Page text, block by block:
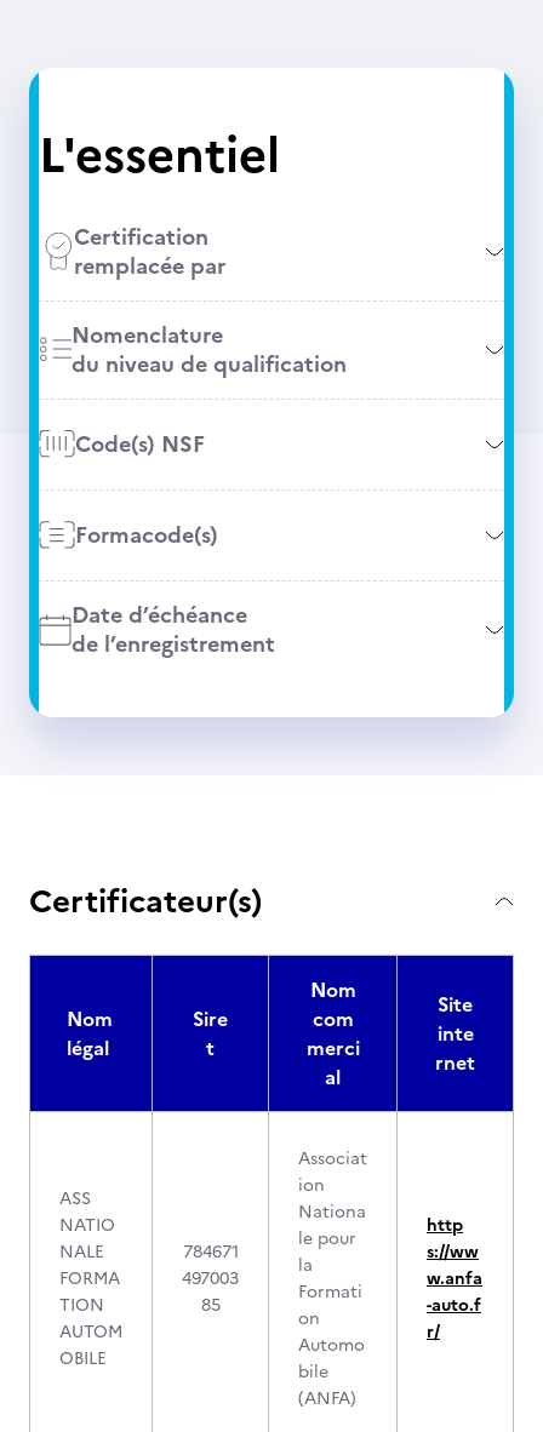
L'essentiel
Certification
remplacée par
Nomenclature
du niveau de qualification
Code(s) NSF
Formacode(s)
Date d’échéance
de l’enregistrement
Certificateur(s)
Nom
légal
Sire
t
Nom
com
merci
al
Site
inte
rnet
ASS
NATIO
NALE
FORMA
TION
AUTOM
OBILE
784671
497003
85
Associat
ion
Nationa
le pour
la
Formati
on
Automo
bile
(ANFA)
http
s://ww
w.anfa
-auto.f
r/